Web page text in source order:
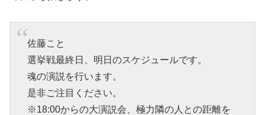
佐藤こと
選挙戦最終日、明日のスケジュールです。
魂の演説を行います。
是非ご注目ください。
※18:00からの大演説会、極力隣の人との距離を